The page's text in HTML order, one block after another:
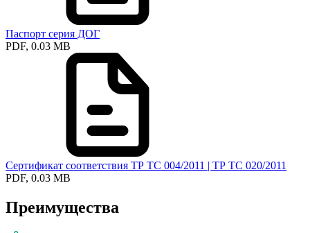
Паспорт серия ДОГ
PDF, 0.03 MB
Сертификат соответствия ТР ТС 004/2011 | ТР ТС 020/2011
PDF, 0.03 MB
Преимущества